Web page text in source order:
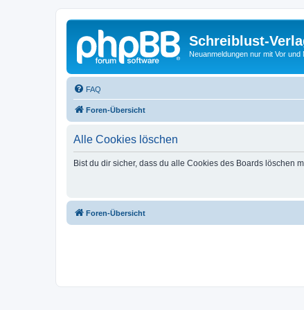
Schreiblust-
Neuanmeldungen nur mit Vor und
FAQ
Foren-Übersicht
Alle Cookies löschen
Bist du dir sicher, dass du alle Cookies des Boards löschen
Foren-Übersicht